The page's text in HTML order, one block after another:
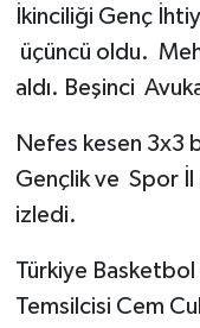
İkinciliği Genç
üçüncü oldu.
aldı. Beşinci
Nefes kesen 3x3
Gençlik ve Spor
izledi.
Türkiye Basketbol
Temsilcisi Cem